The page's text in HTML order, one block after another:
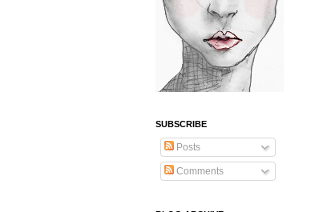
SUBSCRIBE
Posts
Comments